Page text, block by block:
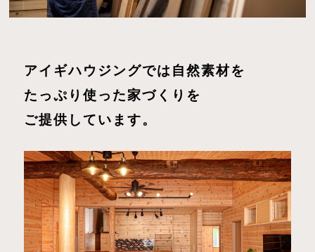
アイギハウジングでは自然素材を
たっぷり使った家づくりを
ご提供しています。